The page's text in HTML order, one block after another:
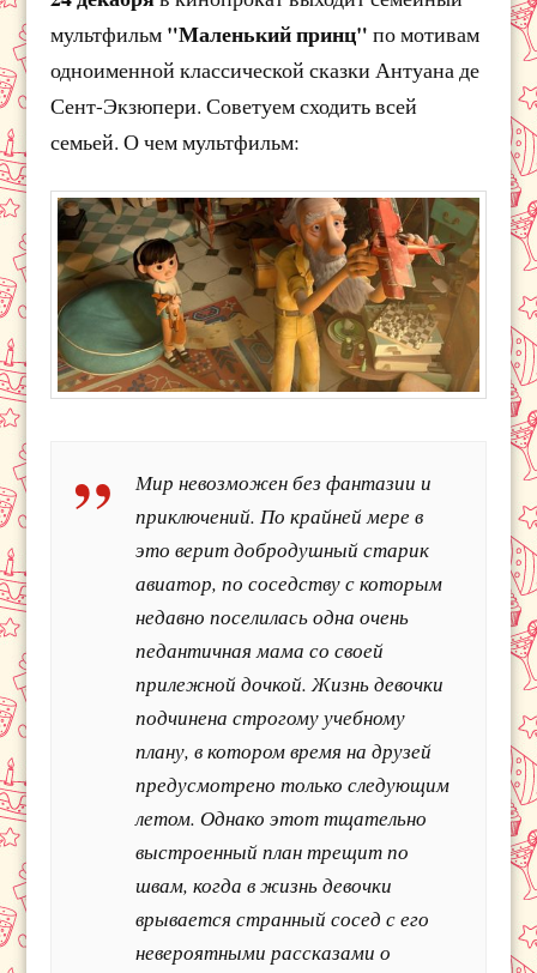
мультфильм "Маленький принц" по мотивам
одноименной классической сказки Антуана де
Сент-Экзюпери. Советуем сходить всей
семьей. О чем мультфильм:
Мир невозможен без фантазии и
приключений. По крайней мере в
это верит добродушный старик
авиатор, по соседству с которым
недавно поселилась одна очень
педантичная мама со своей
прилежной дочкой. Жизнь девочки
подчинена строгому учебному
плану, в котором время на друзей
предусмотрено только следующим
летом. Однако этот тщательно
выстроенный план трещит по
швам, когда в жизнь девочки
врывается странный сосед с его
невероятными рассказами о